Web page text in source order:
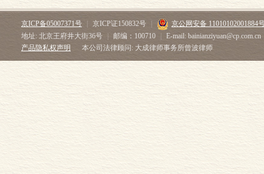
京ICP备05007371号 京ICP证150832号
京公网安备 11010102001884
地址: 北京王府井大街36号
邮编：100710
E-mail: bainianziyuan@cp.com.cn
产品隐私权声明
本公司法律顾问: 大成律师事务所曾波律师